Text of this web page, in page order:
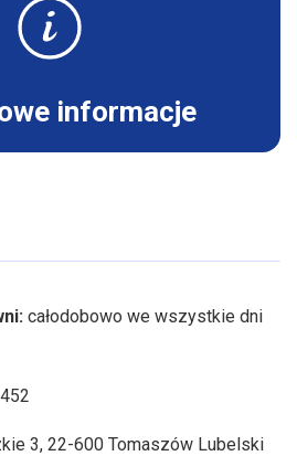
informacje
całodobowo we wszystkie dni
3, 22-600 Tomaszów Lubelski